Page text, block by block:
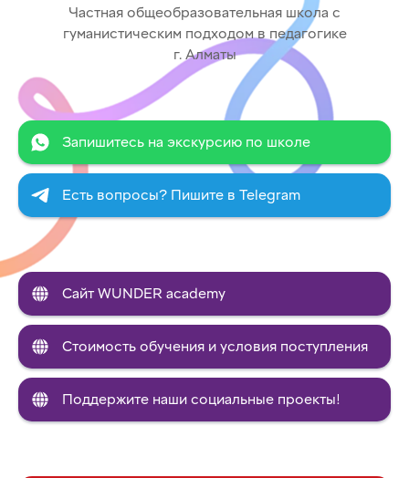
Частная общеобразовательная школа с
гуманистическим подходом в педагогике
г. Алматы
Запишитесь на экскурсию по школе
Есть вопросы? Пишите в Telegram
Сайт WUNDER academy
Стоимость обучения и условия поступления
Поддержите наши социальные проекты!